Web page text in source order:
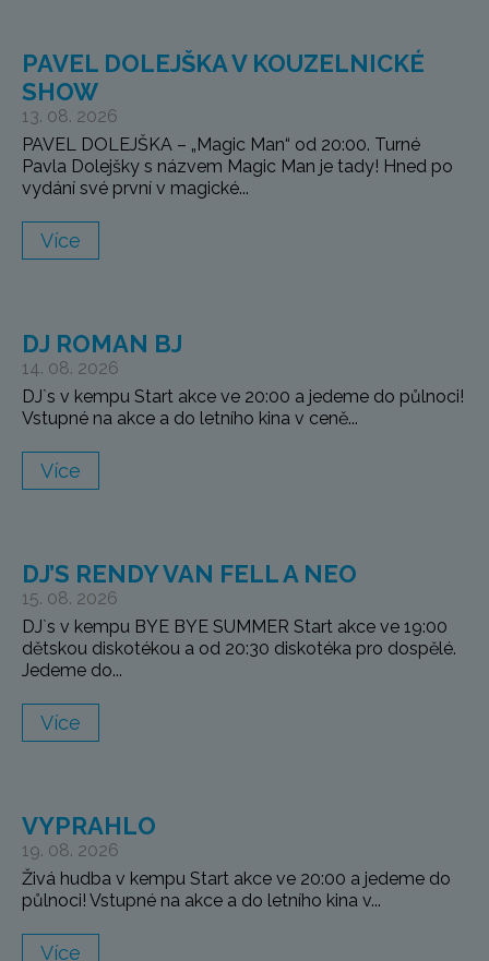
PAVEL DOLEJŠKA V KOUZELNICKÉ
SHOW
13. 08. 2026
PAVEL DOLEJŠKA – „Magic Man“ od 20:00. Turné
Pavla Dolejšky s názvem Magic Man je tady! Hned po
vydání své první v magické...
Více
DJ ROMAN BJ
14. 08. 2026
DJ`s v kempu Start akce ve 20:00 a jedeme do půlnoci!
Vstupné na akce a do letního kina v ceně...
Více
DJ’S RENDY VAN FELL A NEO
15. 08. 2026
DJ`s v kempu BYE BYE SUMMER Start akce ve 19:00
dětskou diskotékou a od 20:30 diskotéka pro dospělé.
Jedeme do...
Více
VYPRAHLO
19. 08. 2026
Živá hudba v kempu Start akce ve 20:00 a jedeme do
půlnoci! Vstupné na akce a do letního kina v...
Více